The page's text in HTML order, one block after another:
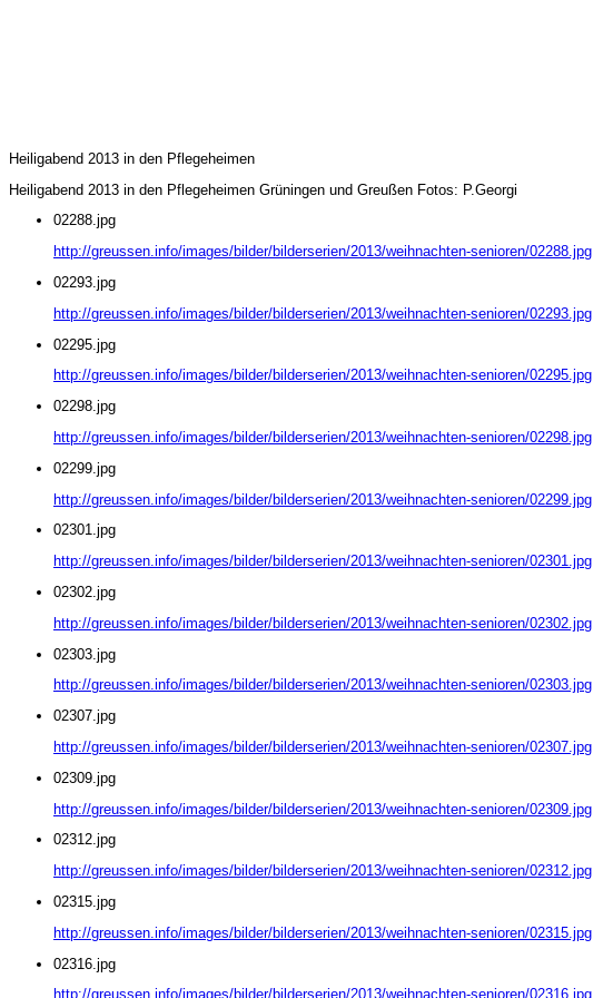
Heiligabend 2013 in den Pflegeheimen
Heiligabend 2013 in den Pflegeheimen Grüningen und Greußen Fotos: P.Georgi
02288.jpg
http://greussen.info/images/bilder/bilderserien/2013/weihnachten-senioren/02288.jpg
02293.jpg
http://greussen.info/images/bilder/bilderserien/2013/weihnachten-senioren/02293.jpg
02295.jpg
http://greussen.info/images/bilder/bilderserien/2013/weihnachten-senioren/02295.jpg
02298.jpg
http://greussen.info/images/bilder/bilderserien/2013/weihnachten-senioren/02298.jpg
02299.jpg
http://greussen.info/images/bilder/bilderserien/2013/weihnachten-senioren/02299.jpg
02301.jpg
http://greussen.info/images/bilder/bilderserien/2013/weihnachten-senioren/02301.jpg
02302.jpg
http://greussen.info/images/bilder/bilderserien/2013/weihnachten-senioren/02302.jpg
02303.jpg
http://greussen.info/images/bilder/bilderserien/2013/weihnachten-senioren/02303.jpg
02307.jpg
http://greussen.info/images/bilder/bilderserien/2013/weihnachten-senioren/02307.jpg
02309.jpg
http://greussen.info/images/bilder/bilderserien/2013/weihnachten-senioren/02309.jpg
02312.jpg
http://greussen.info/images/bilder/bilderserien/2013/weihnachten-senioren/02312.jpg
02315.jpg
http://greussen.info/images/bilder/bilderserien/2013/weihnachten-senioren/02315.jpg
02316.jpg
http://greussen.info/images/bilder/bilderserien/2013/weihnachten-senioren/02316.jpg